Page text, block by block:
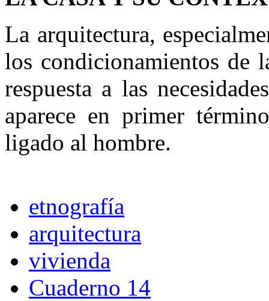
La arquitectura,
los condicionamientos de
respuesta a las
aparece en primer
ligado al hombre.
etnografía
arquitectura
vivienda
Cuaderno 14